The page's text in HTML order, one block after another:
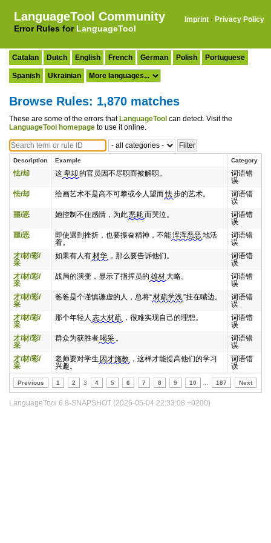
LanguageTool Community
Error Rules for LanguageTool
Imprint · Privacy Policy
Catalan Dutch English French German Polish Portuguese
Spanish Ukrainian
Browse Rules: 1,870 matches
These are some of the errors that LanguageTool can detect. Visit the
LanguageTool homepage to use it online.
Description Example Category
怯/却 这卑却 的官员因不尽职而被解职。
词语错
误
怯/却
绘画艺术不是高不可攀或令人望而怯步的艺术。
词语错
误
噩/恶
她控制不住感情，为此恶耗而哭泣。
词语错
误
噩/恶
即使遇到挫折，也要振奋精神，不能浑浑恶恶地活
着。
词语错
误
才/材/彩/
采
如果有人有材华 ，那么要告诉他们。
词语错
误
才/材/彩/
采
战局的演变，显示了指挥员的 雄材大略。
词语错
误
才/材/彩/
采
爸爸是个谨慎谦虚的人，总将“材疏学浅”挂在嘴边。
词语错
误
才/材/彩/
采
那个年轻人 志大材疏 ，很难实现自己的理想。
词语错
误
才/材/彩/
采
群众为获胜者喝采 。
词语错
误
才/材/彩/
采
老师要对学生 因才施教 ，这样才能提高他们的学习
兴趣。
词语错
误
Previous 1 2 3 4 5 6 7 8 9 10 187 Next
LanguageTool 6.8-SNAPSHOT (2026-05-04 22:33:08 +0200)